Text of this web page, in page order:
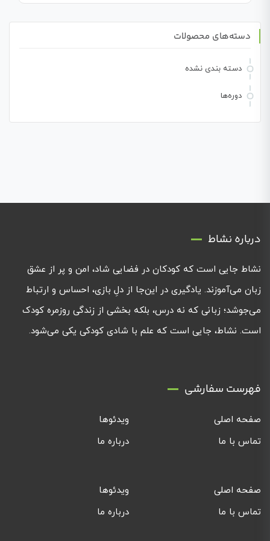
دسته‌های محصولات
دسته بندی نشده
دوره‌ها
درباره نشاط
نشاط جایی است که کودکان در فضایی شاد، امن و پر از عشق
زبان می‌آموزند. یادگیری در این‌جا از دلِ بازی، احساس و ارتباط
می‌جوشد؛ زبانی که نه درس، بلکه بخشی از زندگی روزمره کودک
است. نشاط، جایی است که علم با شادی کودکی یکی می‌شود.
فهرست سفارشی
صفحه اصلی
ویدئوها
تماس با ما
درباره ما
صفحه اصلی
ویدئوها
تماس با ما
درباره ما